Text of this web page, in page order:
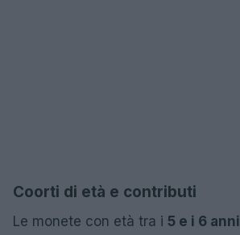
Coorti di età e contributi
Le monete con età tra i 5 e i 6 anni